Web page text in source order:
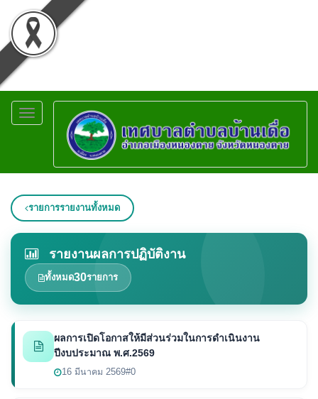
Toggle
navigation
รายการรายงานทั้งหมด
รายงานผลการปฏิบัติงาน
ทั้งหมด30รายการ
ผลการเปิดโอกาสให้มีส่วนร่วมในการดำเนินงาน
ปีงบประมาณ พ.ศ.2569
16 มีนาคม 2569#0